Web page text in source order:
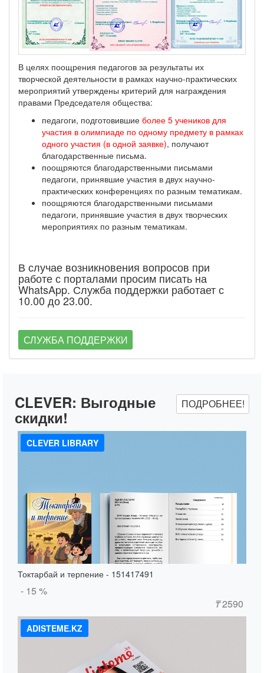
В целях поощрения педагогов за результаты их
творческой деятельности в рамках научно-практических
мероприятий утверждены критерий для награждения
правами Председателя общества:
педагоги, подготовившие более 5 учеников для
участия в олимпиаде по одному предмету в рамках
одного участия (в одной заявке), получают
благодарственные письма.
поощряются благодарственными письмами
педагоги, принявшие участия в двух научно-
практических конференциях по разным тематикам.
поощряются благодарственными письмами
педагоги, принявшие участия в двух творческих
мероприятиях по разным тематикам.
В случае возникновения вопросов при
работе с порталами просим писать на
WhatsApp. Служба поддержки работает с
10.00 до 23.00.
СЛУЖБА ПОДДЕРЖКИ
CLEVER: Выгодные
скидки!
ПОДРОБНЕЕ!
CLEVER LIBRARY
Токтарбай и терпение - 151417491
- 15 %
₸2590
ADISTEME.KZ